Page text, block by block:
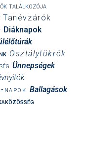
találkozója
Tanévzárók
Diáknapok
Osztálytükrök
Ünnepségek
napok Ballagások